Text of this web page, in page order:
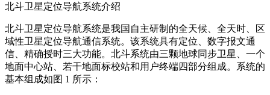
北斗卫星定位导航系统介绍
北斗卫星定位导航系统是我国自主研制的全天候、全天时、区
域性卫星定位导航通信系统。该系统具有定位、数字报文通
信、精确授时三大功能。北斗系统由三颗地球同步卫星、一个
地面中心站、若干地面标校站和用户终端四部分组成。系统的
基本组成如图 1 所示：